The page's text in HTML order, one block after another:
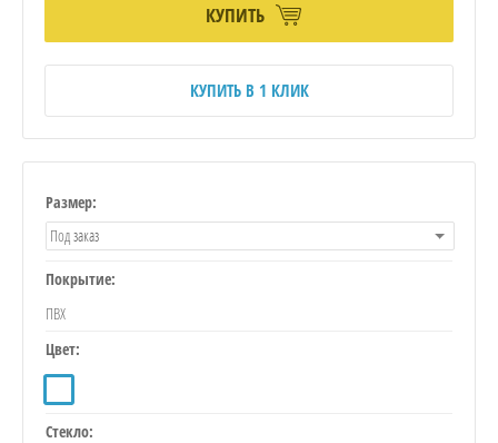
КУПИТЬ
КУПИТЬ В 1 КЛИК
Размер:
Под заказ
Покрытие:
ПВХ
Цвет:
Стекло: